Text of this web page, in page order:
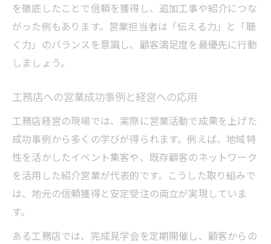
を徹底したことで信頼を獲得し、追加工事や紹介につな
がった例もあります。営業担当者は「伝える力」と「聴
く力」のバランスを意識し、顧客満足度を最優先に行動
しましょう。
工務店への営業成功事例と経営への応用
工務店経営の現場では、実際に営業活動で成果を上げた
成功事例から多くの学びが得られます。例えば、地域特
性を活かしたイベント集客や、既存顧客のネットワーク
を活用した紹介営業が代表的です。こうした取り組みで
は、地元の信頼獲得と安定受注の両立が実現していま
す。
ある工務店では、完成見学会を定期開催し、顧客からの